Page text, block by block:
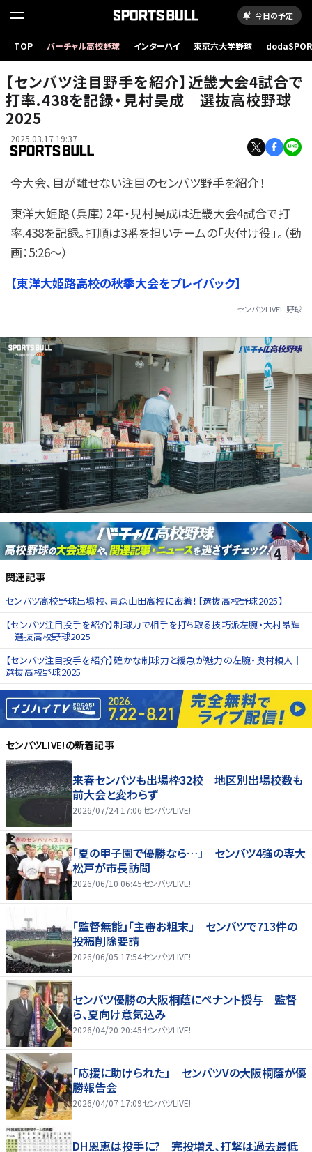
今日の予定
TOP バーチャル高校野球 インターハイ 東京六大学野球
【センバツ注目野手を紹介】近畿大会4試合で
打率.438を記録・見村昊成｜選抜高校野球
2025
2025.03.17 19:37
今大会、目が離せない注目のセンバツ野手を紹介！
東洋大姫路（兵庫）2年・見村昊成は近畿大会4試合で打
率.438を記録。打順は3番を担いチームの「火付け役」。（動
画：5:26〜）
【東洋大姫路高校の秋季大会をプレイバック】
センバツLIVE! 野球
関連記事
センバツ高校野球出場校、青森山田高校に密着！【選抜高校野球2025】
【センバツ注目投手を紹介】制球力で相手を打ち取る技巧派左腕・大村昂輝
｜選抜高校野球2025
【センバツ注目投手を紹介】確かな制球力と緩急が魅力の左腕・奥村頼人｜
選抜高校野球2025
センバツLIVE!の新着記事
来春センバツも出場枠32校 地区別出場校数も
前大会と変わらず
2026/07/24 17:06センバツLIVE!
「夏の甲子園で優勝なら…」 センバツ4強の専大
松戸が市長訪問
2026/06/10 06:45センバツLIVE!
「監督無能」「主審お粗末」 センバツで713件の
投稿削除要請
2026/06/05 17:54センバツLIVE!
センバツ優勝の大阪桐蔭にペナント授与 監督
ら、夏向け意気込み
2026/04/20 20:45センバツLIVE!
「応援に助けられた」 センバツVの大阪桐蔭が優
勝報告会
2026/04/07 17:09センバツLIVE!
DH恩恵は投手に? 完投増え、打撃は過去最低